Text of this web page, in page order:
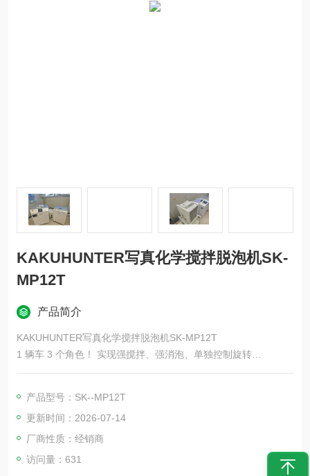
KAKUHUNTER写真化学搅拌脱泡机SK-
MP12T
产品简介
KAKUHUNTER写真化学搅拌脱泡机SK-MP12T
1 辆车 3 个角色！ 实现强搅拌、强消泡、单独控制旋转
Kaku Hunter 的“Revolution Separate"
itching"（轨道方向切换）
新机制“ Plus
・ 与我们的传统型号相比，转速设定区域
产品型号：SK--MP12T
更新时间：2026-07-14
厂商性质：经销商
访问量：631